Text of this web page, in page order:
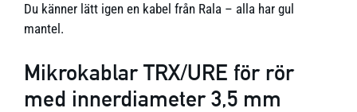
Du känner lätt igen en kabel från Rala – alla har gul
mantel.
Mikrokablar TRX/URE för rör
med innerdiameter 3,5 mm